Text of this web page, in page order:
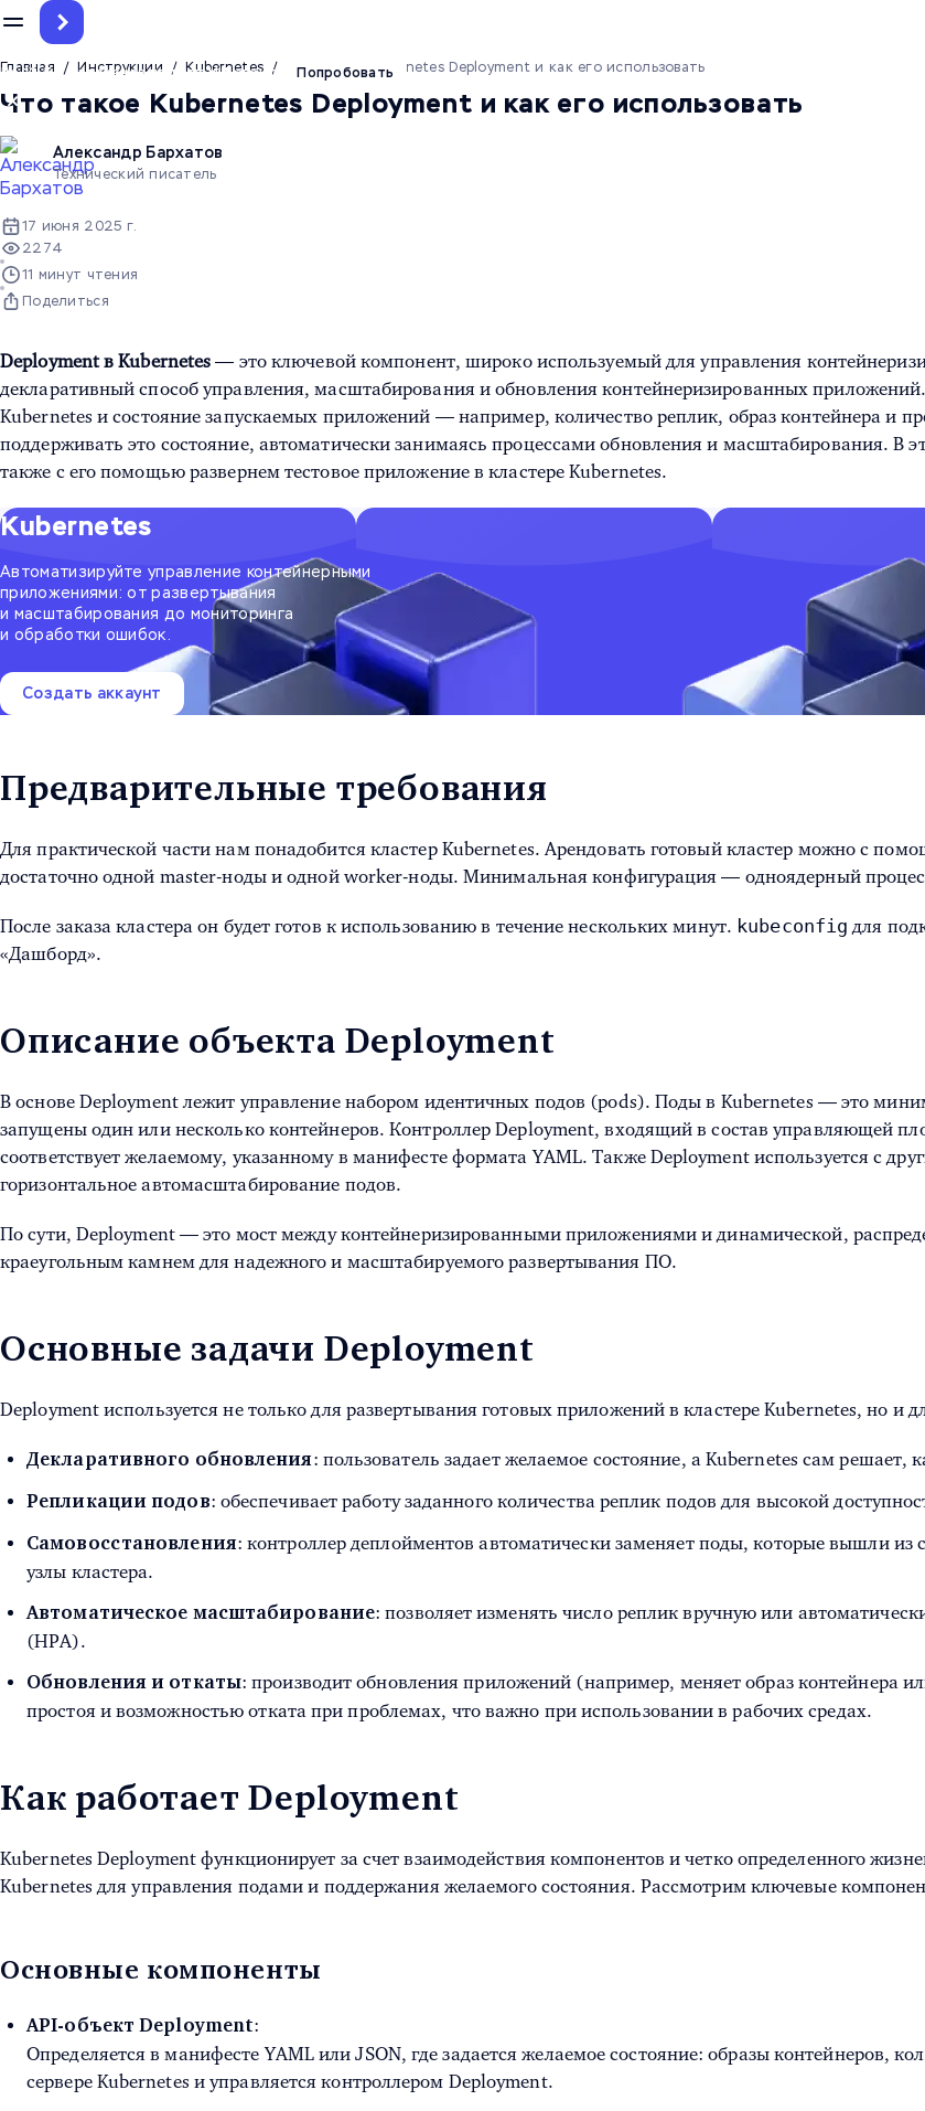
До 12.5 млн токенов на тест ИИ-агента Попробовать
Главная / Инструкции / Kubernetes / Что такое Kubernetes Deployment и как его использовать
Что такое Kubernetes Deployment и как его использовать
Александр Бархатов
Технический писатель
17 июня 2025 г.
2274
11 минут чтения
Поделиться
Deployment в Kubernetes — это ключевой компонент, широко используемый для управления
декларативный способ управления, масштабирования и обновления контейнеризированных
Kubernetes и состояние запускаемых приложений — например, количество реплик, образ контейнера и
поддерживать это состояние, автоматически занимаясь процессами обновления и масштабирования. В
также с его помощью развернем тестовое приложение в кластере Kubernetes.
Kubernetes
Автоматизируйте управление контейнерными
приложениями: от развертывания
и масштабирования до мониторинга
и обработки ошибок.
Создать аккаунт
Предварительные требования
Для практической части нам понадобится кластер Kubernetes. Арендовать готовый кластер можно с
достаточно одной master-ноды и одной worker-ноды. Минимальная конфигурация — одноядерный
После заказа кластера он будет готов к использованию в течение нескольких минут. kubeconfig для
«Дашборд».
Описание объекта Deployment
В основе Deployment лежит управление набором идентичных подов (pods). Поды в Kubernetes — это
запущены один или несколько контейнеров. Контроллер Deployment, входящий в состав управляющей
соответствует желаемому, указанному в манифесте формата YAML. Также Deployment используется с
горизонтальное автомасштабирование подов.
По сути, Deployment — это мост между контейнеризированными приложениями и динамической,
краеугольным камнем для надежного и масштабируемого развертывания ПО.
Основные задачи Deployment
Deployment используется не только для развертывания готовых приложений в кластере Kubernetes, но и
Декларативного обновления: пользователь задает желаемое состояние, а Kubernetes сам решает,
Репликации подов: обеспечивает работу заданного количества реплик подов для высокой
Самовосстановления: контроллер деплойментов автоматически заменяет поды, которые вышли из
узлы кластера.
Автоматическое масштабирование: позволяет изменять число реплик вручную или
(HPA).
Обновления и откаты: производит обновления приложений (например, меняет образ
простоя и возможностью отката при проблемах, что важно при использовании в рабочих средах.
Как работает Deployment
Kubernetes Deployment функционирует за счет взаимодействия компонентов и четко определенного
Kubernetes для управления подами и поддержания желаемого состояния. Рассмотрим ключевые
Основные компоненты
API-объект Deployment:
Определяется в манифесте YAML или JSON, где задается желаемое состояние: образы контейнеров,
сервере Kubernetes и управляется контроллером Deployment.